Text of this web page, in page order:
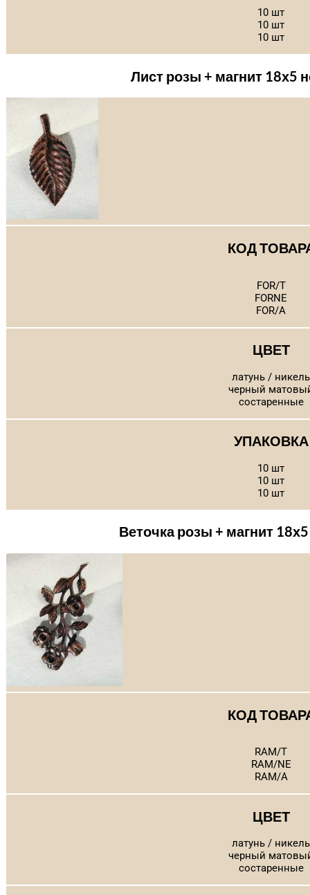
10 шт
10 шт
10 шт
Лист розы + магнит 18х5
КОД
FOR/T
FORNE
FOR/A
ЦВЕТ
латунь / никель
черный
состаренные
УПАКОВКА
10 шт
10 шт
10 шт
Веточка розы + магнит
КОД
RAM/T
RAM/NE
RAM/A
ЦВЕТ
латунь / никель
черный
состаренные